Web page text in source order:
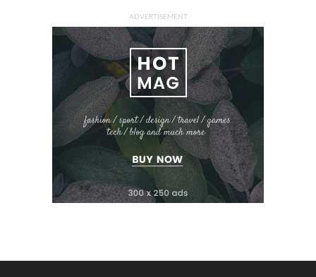
ADVERTISEMENT